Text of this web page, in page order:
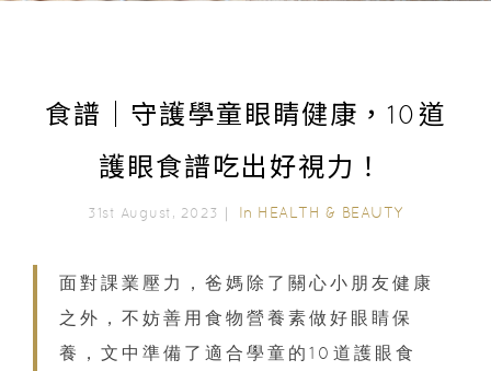
食譜｜守護學童眼睛健康，10道
護眼食譜吃出好視力！
31st August, 2023｜ In HEALTH & BEAUTY
面對課業壓力，爸媽除了關心小朋友健康
之外，不妨善用食物營養素做好眼睛保
養，文中準備了適合學童的10道護眼食